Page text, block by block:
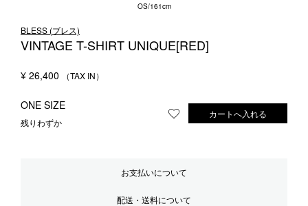
OS/161cm
BLESS (ブレス)
VINTAGE T-SHIRT UNIQUE[RED]
¥ 26,400
ONE SIZE
残りわずか お気に入りに登録する
カートへ入れる
お支払いについて
配送・送料について